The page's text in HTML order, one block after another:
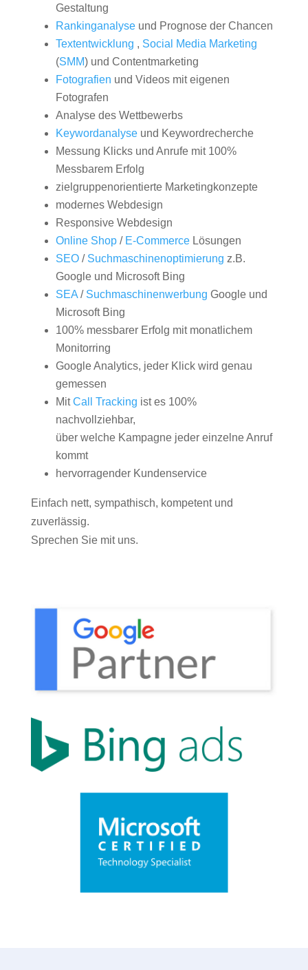
Gestaltung
Rankinganalyseund Prognose der Chancen
Textentwicklung , Social Media Marketing
(SMM) und Contentmarketing
Fotografien und Videos mit eigenen
Fotografen
Analyse des Wettbewerbs
Keywordanalyseund Keywordrecherche
Messung Klicks und Anrufe mit 100%
Messbarem Erfolg
zielgruppenorientierte Marketingkonzepte
modernes Webdesign
Responsive Webdesign
Online Shop/ E-CommerceLösungen
SEO/ Suchmaschinenoptimierung z.B.
Google und Microsoft Bing
SEA/ Suchmaschinenwerbung Google und
Microsoft Bing
100% messbarer Erfolg mit monatlichem
Monitorring
Google Analytics, jeder Klick wird genau
gemessen
MitCall Tracking ist es 100%
nachvollziehbar,
über welche Kampagne jeder einzelne Anruf
kommt
hervorragender Kundenservice
Einfach nett, sympathisch, kompetent und
zuverlässig.
Sprechen Sie mit uns.